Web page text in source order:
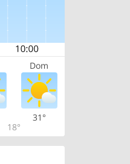
Dom
18°
31°